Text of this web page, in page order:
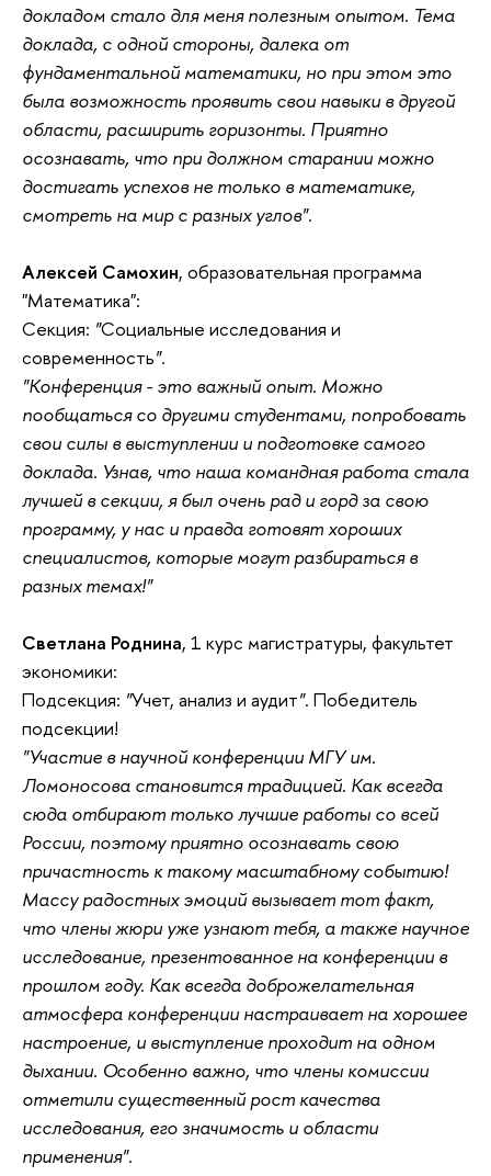
докладом стало для меня полезным опытом. Тема
доклада, с одной стороны, далека от
фундаментальной математики, но при этом это
была возможность проявить свои навыки в другой
области, расширить горизонты. Приятно
осознавать, что при должном старании можно
достигать успехов не только в математике,
смотреть на мир с разных углов".
Алексей Самохин, образовательная программа
"Математика":
Секция: "Социальные исследования и
современность".
"Конференция - это важный опыт. Можно
пообщаться со другими студентами, попробовать
свои силы в выступлении и подготовке самого
доклада. Узнав, что наша командная работа стала
лучшей в секции, я был очень рад и горд за свою
программу, у нас и правда готовят хороших
специалистов, которые могут разбираться в
разных темах!"
Светлана Роднина, 1 курс магистратуры, факультет
экономики:
Подсекция: "Учет, анализ и аудит". Победитель
подсекции!
"Участие в научной конференции МГУ им.
Ломоносова становится традицией. Как всегда
сюда отбирают только лучшие работы со всей
России, поэтому приятно осознавать свою
причастность к такому масштабному событию!
Массу радостных эмоций вызывает тот факт,
что члены жюри уже узнают тебя, а также научное
исследование, презентованное на конференции в
прошлом году. Как всегда доброжелательная
атмосфера конференции настраивает на хорошее
настроение, и выступление проходит на одном
дыхании. Особенно важно, что члены комиссии
отметили существенный рост качества
исследования, его значимость и области
применения".